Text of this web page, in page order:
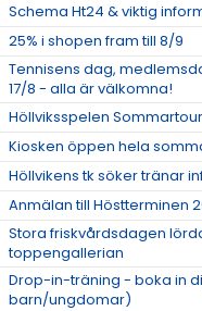
Schema Ht24 & viktig
25% i shopen fram till 8/9
Tennisens dag,
17/8 - alla är välkomna!
Höllviksspelen
Kiosken öppen hela
Höllvikens tk söker tränar
Anmälan till Höstterminen
Stora friskvårdsdagen
toppengallerian
Drop-in-träning - boka in
barn/ungdomar)